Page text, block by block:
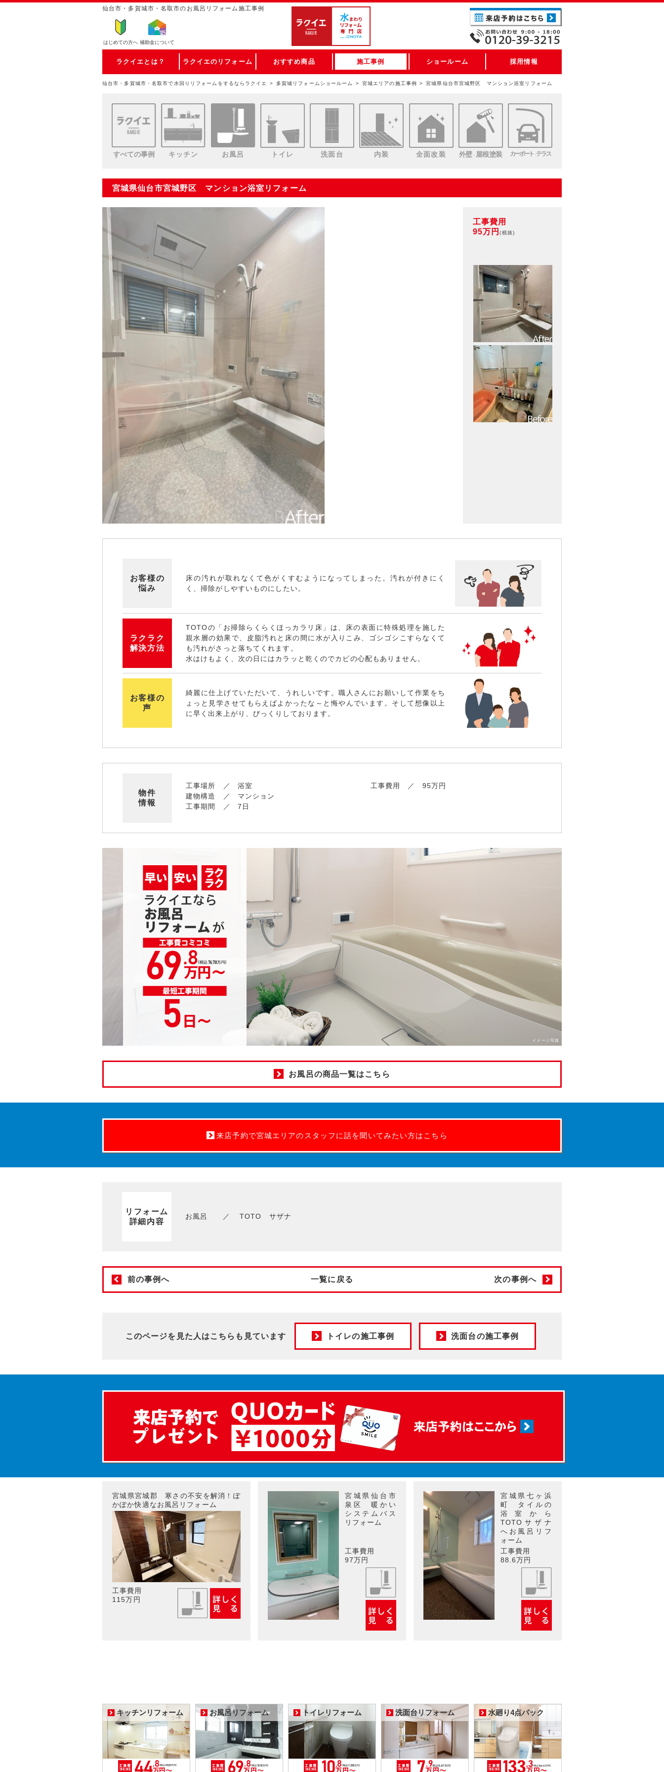
仙台市・多賀城市・名取市のお風呂リフォーム施工事例
はじめての方へ 補助金について
ラクイエとは？ ラクイエのリフォーム おすすめ商品 施工事例 ショールーム 採用情報
仙台市・多賀城市・名取市で水回りリフォームをするならラクイエ 多賀城リフォームショールーム 宮城エリアの施工事例 宮城県仙台市宮城野区 マンション浴室リフォーム
すべての事例 キッチン お風呂 トイレ 洗面台 内装 全面改装 外壁・ 屋根塗装 カーポート・テラス
宮城県仙台市宮城野区 マンション浴室リフォーム
工事費用
95万円(税抜)
お客様の
悩み
床の汚れが取れなくて色がくすむようになってしまった。汚れが付きにく
く、掃除がしやすいものにしたい。
ラクラク
解決方法
TOTOの「お掃除らくらくほっカラリ床」は、床の表面に特殊処理を施した
親水層の効果で、皮脂汚れと床の間に水が入りこみ、ゴシゴシこすらなくて
も汚れがさっと落ちてくれます。
水はけもよく、次の日にはカラッと乾くのでカビの心配もありません。
お客様の
声
綺麗に仕上げていただいて、うれしいです。職人さんにお願いして作業をち
ょっと見学させてもらえばよかったな～と悔やんでいます。そして想像以上
に早く出来上がり、びっくりしております。
物件
情報
工事場所
浴室
建物構造
マンション
工事期間
7日
工事費用 95万円
イメージ写真
お風呂の商品一覧はこちら
来店予約で宮城エリアのスタッフに話を聞いてみたい方はこちら
リフォーム
詳細内容
お風呂 TOTO サザナ
前の事例へ 一覧に戻る 次の事例へ
このページを見た人はこちらも見ています トイレの施工事例 洗面台の施工事例
宮城県宮城郡 寒さの不安を解消！ぽ
かぽか快適なお風呂リフォーム
工事費用
115万円
宮城県仙台市
泉区 暖かい
システムバス
リフォーム
工事費用
97万円
宮城県七ヶ浜
町 タイルの
浴室から
TOTOサザナ
へお風呂リフ
ォーム
工事費用
88.6万円
キッチンリフォーム お風呂リフォーム トイレリフォーム 洗面台リフォーム 水廻り4点パック